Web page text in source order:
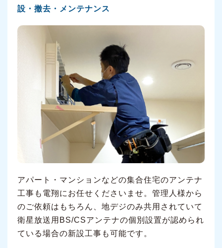
設・撤去・メンテナンス
アパート・マンションなどの集合住宅のアンテナ
工事も電翔にお任せくださいませ。管理人様から
のご依頼はもちろん、地デジのみ共用されていて
衛星放送用BS/CSアンテナの個別設置が認められ
ている場合の新設工事も可能です。